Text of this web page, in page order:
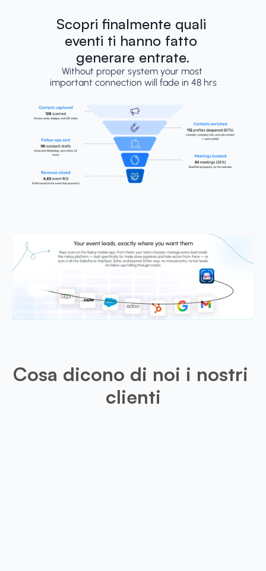
Scopri finalmente quali
eventi ti hanno fatto
generare entrate.
Without proper system your most
important connection will fade in 48 hrs
Cosa dicono di noi i nostri
clienti